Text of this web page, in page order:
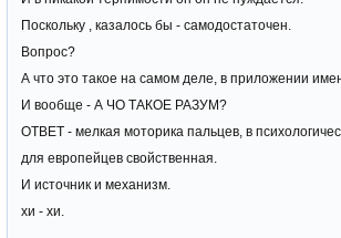
Поскольку , казалось бы - самодостаточен.
Вопрос?
А что это такое на самом деле, в приложении
И вообще - А ЧО ТАКОЕ РАЗУМ?
ОТВЕТ - мелкая моторика пальцев, в
для европейцев свойственная.
И источник и механизм.
хи - хи.